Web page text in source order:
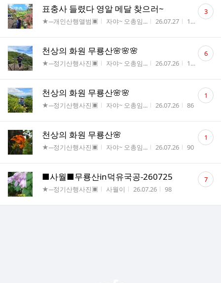
표충사 들렸다 영알 메달 찾으러~
게시판명
★─개인산행앨범▣ 작성자
자야~ 오총임... 작성시간
26.07.27 조회수
128
댓
글
수
3
천상의 화원 무룡산🌸🌸🌸
게시판명
★─정기산행사진▣ 작성자
자야~ 오총임... 작성시간
26.07.26 조회수
119
댓
글
수
6
천상의 화원 무룡산🌸🌸
게시판명
★─정기산행사진▣ 작성자
자야~ 오총임... 작성시간
26.07.26 조회수
86
댓
글 1
천상의 화원 무룡산🌸
게시판명
★─정기산행사진▣ 작성자
자야~ 오총임... 작성시간
26.07.26 조회수
90
댓
글 1
■사월■무룡산in덕유국공-260725
게시판명
★─정기산행사진▣ 작성자
사월이 작성시간
26.07.26 조회수
98
댓
글 7